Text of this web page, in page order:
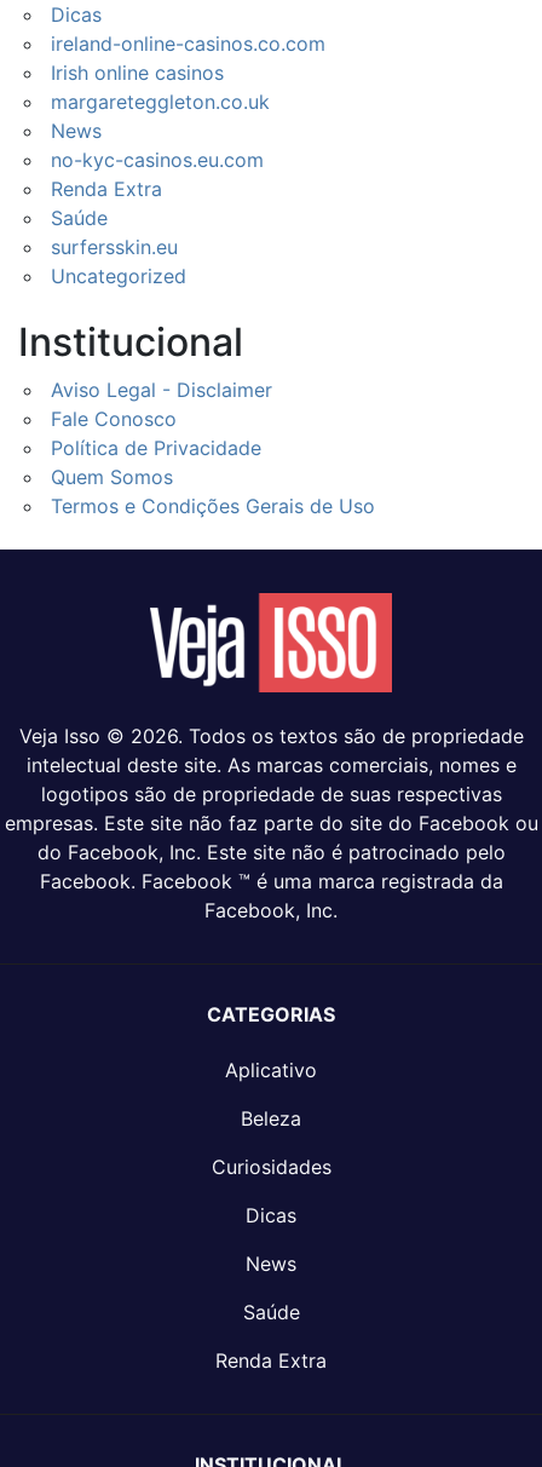
Dicas
ireland-online-casinos.co.com
Irish online casinos
margareteggleton.co.uk
News
no-kyc-casinos.eu.com
Renda Extra
Saúde
surfersskin.eu
Uncategorized
Institucional
Aviso Legal - Disclaimer
Fale Conosco
Política de Privacidade
Quem Somos
Termos e Condições Gerais de Uso
Veja Isso © 2026. Todos os textos são de propriedade
intelectual deste site. As marcas comerciais, nomes e
logotipos são de propriedade de suas respectivas
empresas. Este site não faz parte do site do Facebook ou
do Facebook, Inc. Este site não é patrocinado pelo
Facebook. Facebook ™ é uma marca registrada da
Facebook, Inc.
CATEGORIAS
Aplicativo
Beleza
Curiosidades
Dicas
News
Saúde
Renda Extra